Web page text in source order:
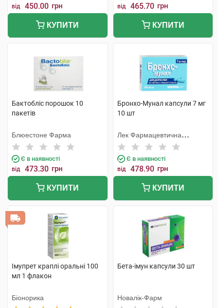
від 450.00 грн
КУПИТИ
від 465.70 грн
КУПИТИ
Бактобліс порошок 10
пакетів
Блюестоне Фарма
Є в наявності
від 473.30 грн
КУПИТИ
Бронхо-Мунал капсули 7 мг
10 шт
Лек Фармацевтична
компанія
Є в наявності
від 478.90 грн
КУПИТИ
Імупрет краплі оральні 100
мл 1 флакон
Біонорика
Бета-імун капсули 30 шт
Новалік-Фарм